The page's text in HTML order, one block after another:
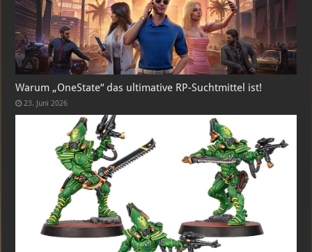
Warum „OneState“ das ultimative RP-Suchtmittel ist!
23. Juni 2026